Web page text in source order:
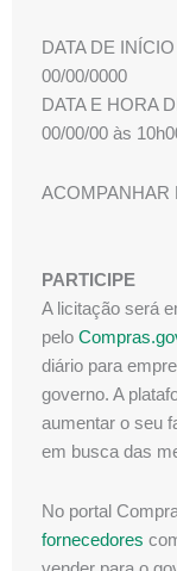
DATA DE
00/00/0000
DATA E HORA
00/00/00 às
ACOMPANHAR
PARTICIPE
A licitação será
pelo
diário para
governo. A
aumentar o seu
em busca das
No portal
fornecedores